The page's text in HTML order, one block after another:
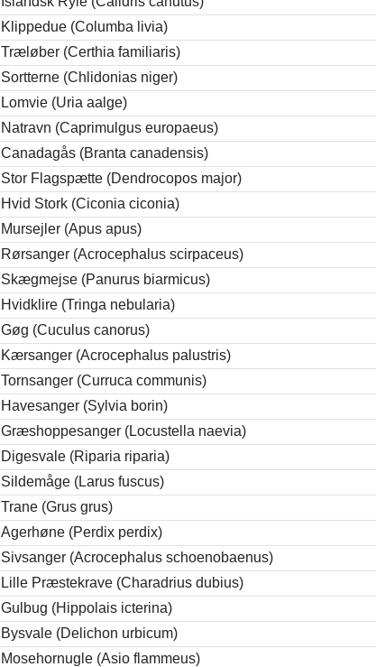
Klippedue (Columba livia)
Træløber (Certhia familiaris)
Sortterne (Chlidonias niger)
Lomvie (Uria aalge)
Natravn (Caprimulgus europaeus)
Canadagås (Branta canadensis)
Stor Flagspætte (Dendrocopos major)
Hvid Stork (Ciconia ciconia)
Mursejler (Apus apus)
Rørsanger (Acrocephalus scirpaceus)
Skægmejse (Panurus biarmicus)
Hvidklire (Tringa nebularia)
Gøg (Cuculus canorus)
Kærsanger (Acrocephalus palustris)
Tornsanger (Curruca communis)
Havesanger (Sylvia borin)
Græshoppesanger (Locustella naevia)
Digesvale (Riparia riparia)
Sildemåge (Larus fuscus)
Trane (Grus grus)
Agerhøne (Perdix perdix)
Sivsanger (Acrocephalus schoenobaenus)
Lille Præstekrave (Charadrius dubius)
Gulbug (Hippolais icterina)
Bysvale (Delichon urbicum)
Mosehornugle (Asio flammeus)